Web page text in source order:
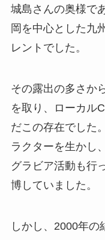
城島さんの奥様で
岡を中心とした九
レントでした。
その露出の多さか
を取り、ローカル
だこの存在でした
ラクターを生かし
グラビア活動も行
博していました。
しかし、2000年